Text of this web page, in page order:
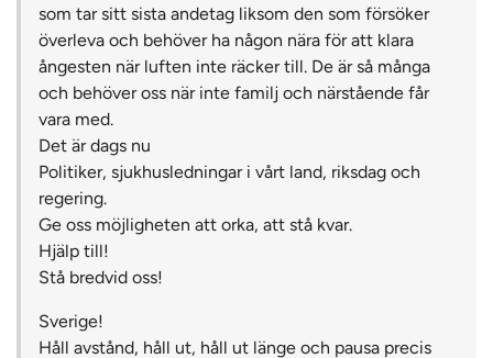
som tar sitt sista andetag liksom den som försöker
överleva och behöver ha någon nära för att klara
ångesten när luften inte räcker till. De är så många
och behöver oss när inte familj och närstående får
vara med.
Det är dags nu
Politiker, sjukhusledningar i vårt land, riksdag och
regering.
Ge oss möjligheten att orka, att stå kvar.
Hjälp till!
Stå bredvid oss!
Sverige!
Håll avstånd, håll ut, håll ut länge och pausa precis